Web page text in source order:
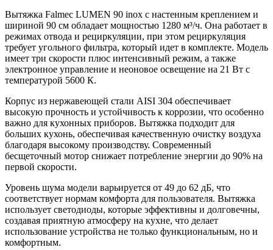
Вытяжка Falmec LUMEN 90 inox с настенным креплением и
шириной 90 см обладает мощностью 1280 м³/ч. Она работает в
режимах отвода и рециркуляции, при этом рециркуляция
требует угольного фильтра, который идет в комплекте. Модель
имеет три скорости плюс интенсивный режим, а также
электронное управление и неоновое освещение на 21 Вт с
температурой 5600 К.
Корпус из нержавеющей стали AISI 304 обеспечивает
высокую прочность и устойчивость к коррозии, что особенно
важно для кухонных приборов. Вытяжка подходит для
больших кухонь, обеспечивая качественную очистку воздуха
благодаря высокому производству. Современный
бесщеточный мотор снижает потребление энергии до 90% на
первой скорости.
Уровень шума модели варьируется от 49 до 62 дБ, что
соответствует нормам комфорта для пользователя. Вытяжка
использует светодиоды, которые эффективны и долговечны,
создавая приятную атмосферу на кухне, что делает
использование устройства не только функциональным, но и
комфортным.